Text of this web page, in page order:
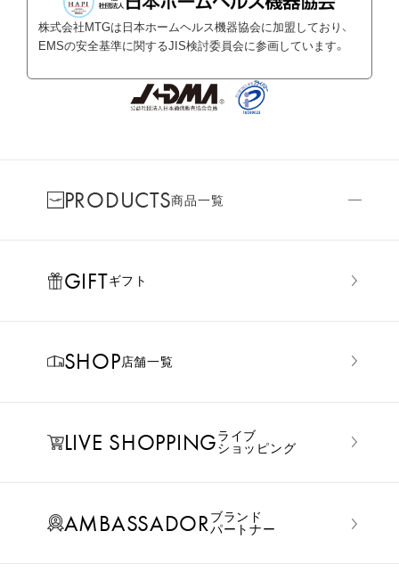
株式会社MTGは日本ホームヘルス機器協会に加盟しており、
EMSの安全基準に関するJIS検討委員会に参画しています。
PRODUCTS商品一覧
GIFTギフト
SHOP店舗一覧
LIVE SHOPPINGライブ
ショッピング
AMBASSADORブランド
パートナー